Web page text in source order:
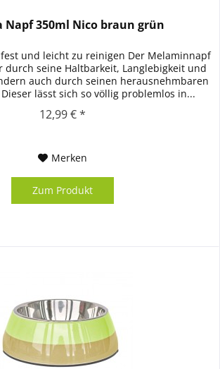
Napf 350ml Nico braun grün
und leicht zu reinigen Der Melaminnapf
durch seine Haltbarkeit, Langlebigkeit und
auch durch seinen herausnehmbaren
lässt sich so völlig problemlos in...
12,99 € *
Merken
Zum Produkt